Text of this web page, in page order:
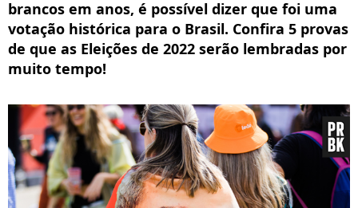
brancos em anos, é possível dizer que foi uma
votação histórica para o Brasil. Confira 5 provas
de que as Eleições de 2022 serão lembradas por
muito tempo!